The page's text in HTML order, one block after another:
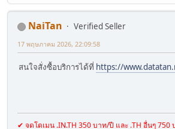
NaiTan
Verified Seller
17 พฤษภาคม 2026, 22:09:58
สนใจสั่งซื้อบริการได้ที่ https://
✔ จดโดเมน .IN.TH 350 บาท/ปี และ .TH อื่นๆ 750